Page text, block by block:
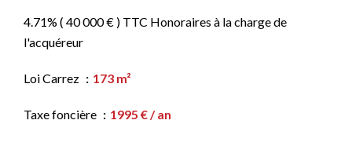
4.71% ( 40 000 € ) TTC Honoraires à la charge de
l'acquéreur
Loi Carrez 173 m²
Taxe foncière 1995 € / an